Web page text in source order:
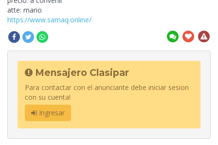
atte: mario
https://www.samaq.online/
Mensajero Clasipar
Para contactar con el anunciante debe iniciar sesion
con su cuenta!
Ingresar